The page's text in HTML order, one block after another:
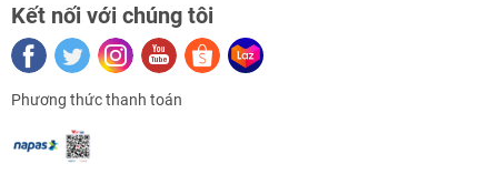
Video Hướng Dẫn
Kết nối với chúng tôi
Phương thức thanh toán